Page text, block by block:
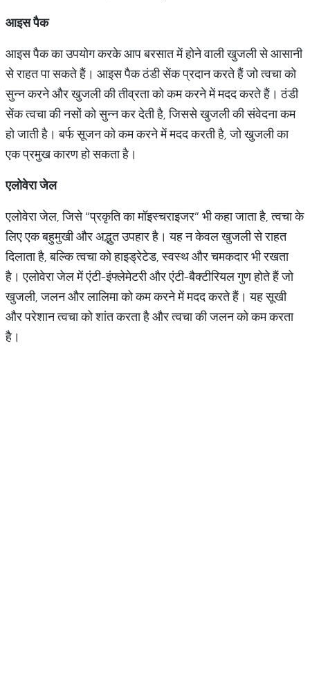
आइसपैक
आइस पैक का उपयोग करके आप बरसात में होने वाली खुजली से आसानी
से राहत पा सकते हैं। आइस पैक ठंडी सेंक प्रदान करते हैं जो त्वचा को
सुन्न करने और खुजली की तीव्रता को कम करने में मदद करते हैं। ठंडी
सेंक त्वचा की नसों को सुन्न कर देती है, जिससे खुजली की संवेदना कम
हो जाती है। बर्फ सूजन को कम करने में मदद करती है, जो खुजली का
एक प्रमुख कारण हो सकता है।
एलोवेराजेल
एलोवेरा जेल, जिसे “प्रकृति का मॉइस्चराइजर” भी कहा जाता है, त्वचा के
लिए एक बहुमुखी और अद्भुत उपहार है। यह न केवल खुजली से राहत
दिलाता है, बल्कि त्वचा को हाइड्रेटेड, स्वस्थ और चमकदार भी रखता
है। एलोवेरा जेल में एंटी-इंफ्लेमेटरी और एंटी-बैक्टीरियल गुण होते हैं जो
खुजली, जलन और लालिमा को कम करने में मदद करते हैं। यह सूखी
और परेशान त्वचा को शांत करता है और त्वचा की जलन को कम करता
है।